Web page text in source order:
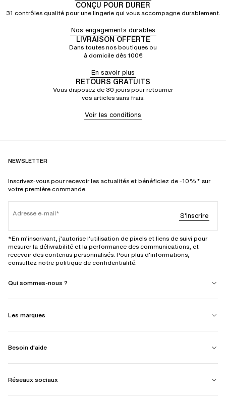
CONÇU POUR DURER
31 contrôles qualité pour une lingerie qui vous accompagne durablement.
Nos engagements durables
LIVRAISON OFFERTE
Dans toutes nos boutiques ou
à domicile dès 100€
En savoir plus
RETOURS GRATUITS
Vous disposez de 30 jours pour retourner
vos articles sans frais.
Voir les conditions
NEWSLETTER
Inscrivez-vous pour recevoir les actualités et bénéficiez de -10%* sur
votre première commande.
Adresse e-mail S'inscrire
*En m’inscrivant, j’autorise l’utilisation de pixels et liens de suivi pour
mesurer la délivrabilité et la performance des communications, et
recevoir des contenus personnalisés. Pour plus d’informations,
consultez notre politique de confidentialité.
Qui sommes-nous ?
Les marques
Besoin d'aide
Réseaux sociaux